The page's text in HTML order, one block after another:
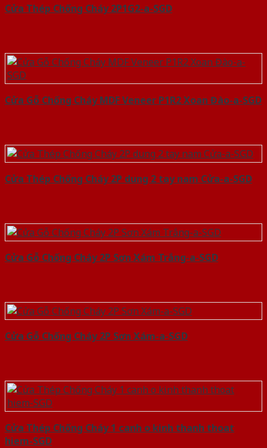
Cửa Thép Chống Cháy 2P1G2-a-SGD
Cửa Gỗ Chống Cháy MDF Veneer P1R2 Xoan Đào-a-SGD
Cửa Thép Chống Cháy 2P dung 2 tay nam Cửa-a-SGD
Cửa Gỗ Chống Cháy 2P Sơn Xám Trắng-a-SGD
Cửa Gỗ Chống Cháy 2P Sơn Xám-a-SGD
Cửa Thép Chống Cháy 1 canh o kinh thanh thoat
hiem-SGD